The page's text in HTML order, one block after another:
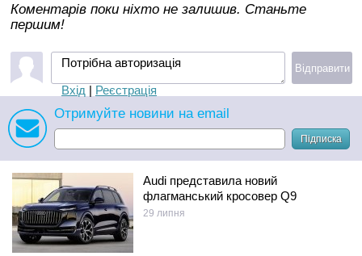
Коментарів поки ніхто не залишив. Станьте
першим!
Потрібна авторизація
Вхід | Реєстрація
Відправити
Отримуйте новини на email
Підписка
Audi представила новий
флагманський кросовер Q9
29 липня